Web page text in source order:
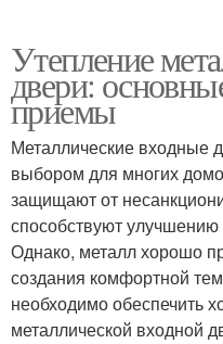
Утепление
двери:
приемы
Металлические входные
выбором для многих
защищают от
способствуют
Однако, металл хорошо
создания комфортной
необходимо обеспечить
металлической входной